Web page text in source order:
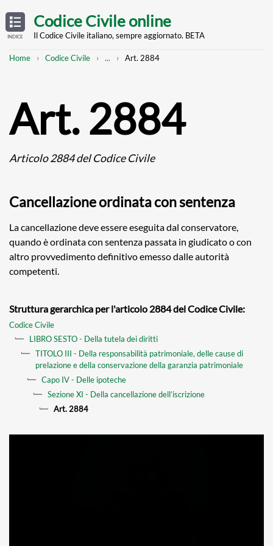
TABLE
OF
CONTENTS
INDICE
main
Codice Civile online
Il Codice Civile italiano, sempre aggiornato. BETA
Breadcrumb
Home Codice Civile
Mostra
... Art. 2884
Art. 2884
Articolo 2884 del Codice Civile
Cancellazione ordinata con sentenza
La cancellazione deve essere eseguita dal conservatore,
quando è ordinata con sentenza passata in giudicato o con
altro provvedimento definitivo emesso dalle autorità
competenti.
Struttura gerarchica per l'articolo 2884 del Codice Civile:
Codice Civile
LIBRO SESTO - Della tutela dei diritti
TITOLO III - Della responsabilità patrimoniale, delle cause di
prelazione e della conservazione della garanzia patrimoniale
Capo IV - Delle ipoteche
Sezione XI - Della cancellazione dell’iscrizione
Art. 2884